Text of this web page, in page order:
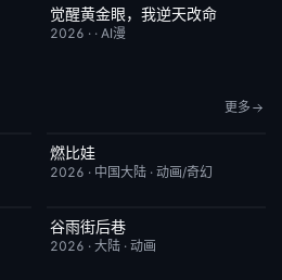
完结
觉醒黄金眼，我逆天改命
2026 · · AI漫
更多
昨日更新
燃比娃
2026 · 中国大陆 · 动画/奇幻
更新至第2集
谷雨街后巷
2026 · 大陆 · 动画